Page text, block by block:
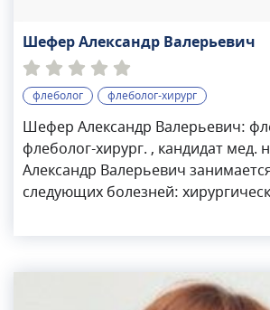
Шефер Александр Валерьевич
флеболог флеболог-хирург
Шефер Александр Валерьевич:
флеболог-хирург. , кандидат мед.
Александр Валерьевич
следующих болезней: